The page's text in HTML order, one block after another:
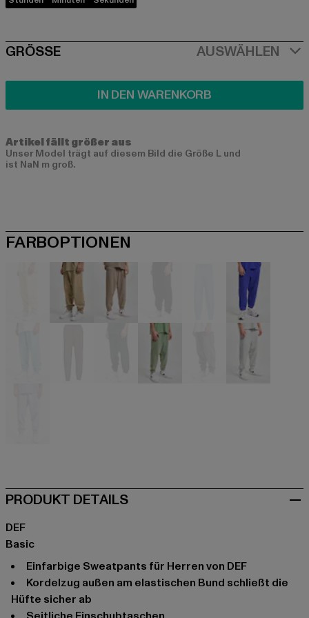
SIZE
GRÖSSE AUSWÄHLEN
IN DEN WARENKORB
Artikel fällt größer aus
Unser Model trägt auf diesem Bild die Größe L und
ist NaN m groß.
FARBOPTIONEN
schwarz blau
PRODUKT DETAILS
DEF
Basic
Einfarbige Sweatpants für Herren von DEF
Kordelzug außen am elastischen Bund schließt die
Hüfte sicher ab